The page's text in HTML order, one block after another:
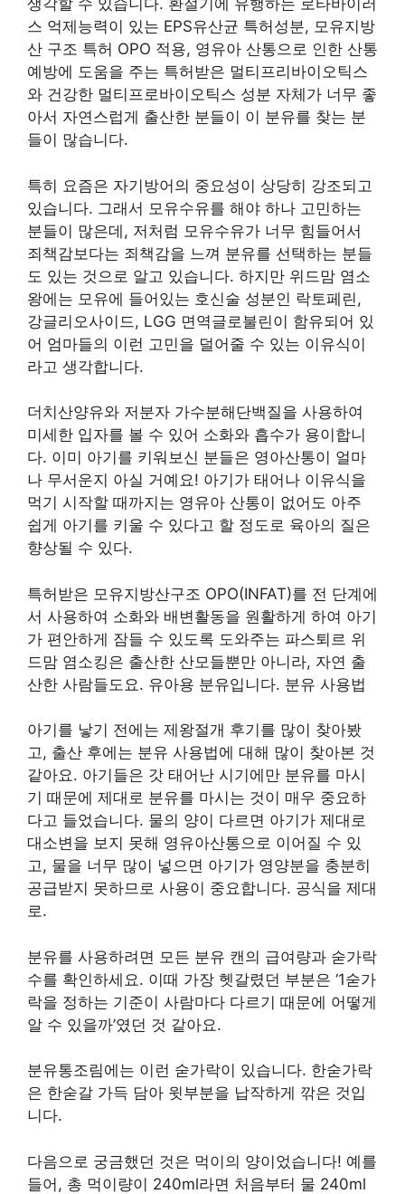
생각할 수 있습니다. 환절기에 유행하는 로타바이러
스 억제능력이 있는 EPS유산균 특허성분, 모유지방
산 구조 특허 OPO 적용, 영유아 산통으로 인한 산통
예방에 도움을 주는 특허받은 멀티프리바이오틱스
와 건강한 멀티프로바이오틱스 성분 자체가 너무 좋
아서 자연스럽게 출산한 분들이 이 분유를 찾는 분
들이 많습니다.
특히 요즘은 자기방어의 중요성이 상당히 강조되고
있습니다. 그래서 모유수유를 해야 하나 고민하는
분들이 많은데, 저처럼 모유수유가 너무 힘들어서
죄책감보다는 죄책감을 느껴 분유를 선택하는 분들
도 있는 것으로 알고 있습니다. 하지만 위드맘 염소
왕에는 모유에 들어있는 호신술 성분인 락토페린,
강글리오사이드, LGG 면역글로불린이 함유되어 있
어 엄마들의 이런 고민을 덜어줄 수 있는 이유식이
라고 생각합니다.
더치산양유와 저분자 가수분해단백질을 사용하여
미세한 입자를 볼 수 있어 소화와 흡수가 용이합니
다. 이미 아기를 키워보신 분들은 영아산통이 얼마
나 무서운지 아실 거예요! 아기가 태어나 이유식을
먹기 시작할 때까지는 영유아 산통이 없어도 아주
쉽게 아기를 키울 수 있다고 할 정도로 육아의 질은
향상될 수 있다.
특허받은 모유지방산구조 OPO(INFAT)를 전 단계에
서 사용하여 소화와 배변활동을 원활하게 하여 아기
가 편안하게 잠들 수 있도록 도와주는 파스퇴르 위
드맘 염소킹은 출산한 산모들뿐만 아니라, 자연 출
산한 사람들도요. 유아용 분유입니다. 분유 사용법
아기를 낳기 전에는 제왕절개 후기를 많이 찾아봤
고, 출산 후에는 분유 사용법에 대해 많이 찾아본 것
같아요. 아기들은 갓 태어난 시기에만 분유를 마시
기 때문에 제대로 분유를 마시는 것이 매우 중요하
다고 들었습니다. 물의 양이 다르면 아기가 제대로
대소변을 보지 못해 영유아산통으로 이어질 수 있
고, 물을 너무 많이 넣으면 아기가 영양분을 충분히
공급받지 못하므로 사용이 중요합니다. 공식을 제대
로.
분유를 사용하려면 모든 분유 캔의 급여량과 숟가락
수를 확인하세요. 이때 가장 헷갈렸던 부분은 ‘1숟가
락을 정하는 기준이 사람마다 다르기 때문에 어떻게
알 수 있을까’였던 것 같아요.
분유통조림에는 이런 숟가락이 있습니다. 한숟가락
은 한숟갈 가득 담아 윗부분을 납작하게 깎은 것입
니다.
다음으로 궁금했던 것은 먹이의 양이었습니다! 예를
들어, 총 먹이량이 240ml라면 처음부터 물 240ml